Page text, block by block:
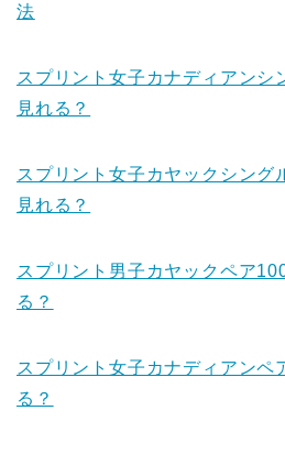
法
スプリント女子カナディアンシ
見れる？
スプリント女子カヤックシング
見れる？
スプリント男子カヤックペア
る？
スプリント女子カナディアンペ
る？